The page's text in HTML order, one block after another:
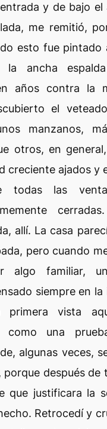
y de bajo el
me remitió,
esto fue pintado
la ancha
años contra la
el
manzanos,
otros, en
creciente ajados y
todas las
allí. La casa
pero cuando
algo familiar,
siempre en
vista
como una
algunas veces,
porque después de
que justificara la
Retrocedí y